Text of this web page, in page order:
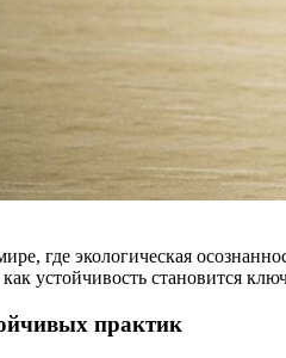
где экологическая
устойчивость становится
практик